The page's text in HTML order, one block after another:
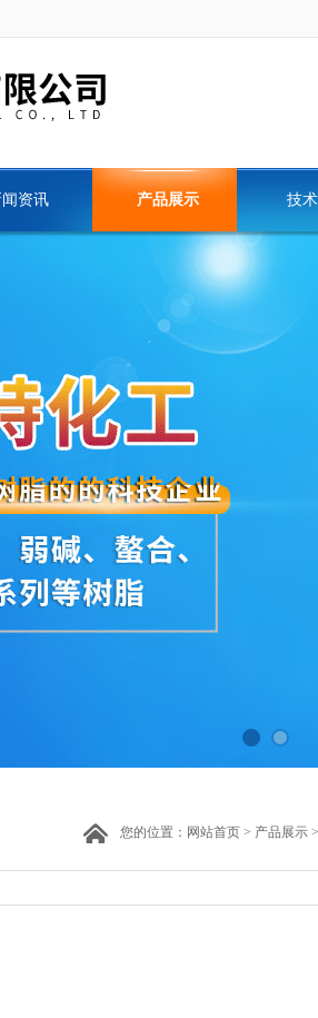
闻资讯 产品展示 技
您的位置： 网站首页 > 产品展示 >